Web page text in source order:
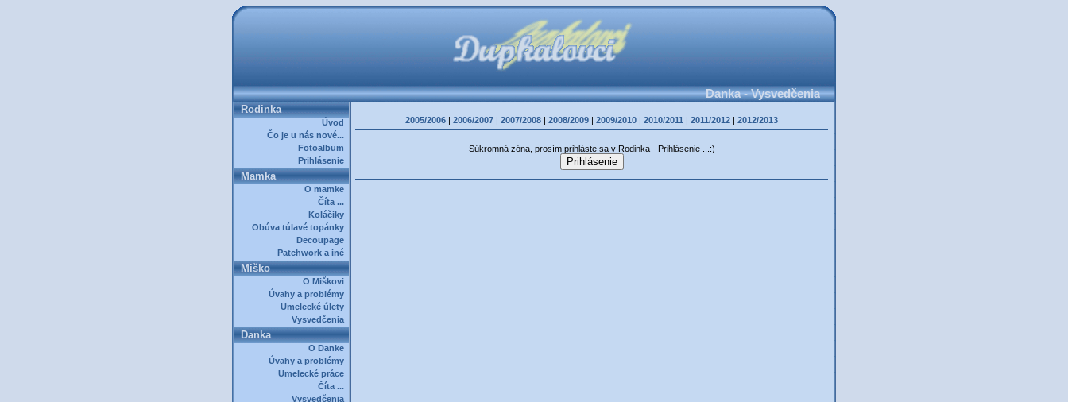
Danka - Vysvedčenia
Rodinka
Úvod
Čo je u nás nové...
Fotoalbum
Prihlásenie
Mamka
O mamke
Číta ...
Koláčiky
Obúva túlavé topánky
Decoupage
Patchwork a iné
Miško
O Miškovi
Úvahy a problémy
Umelecké úlety
Vysvedčenia
Danka
O Danke
Úvahy a problémy
Umelecké práce
Číta ...
Vysvedčenia
2005/2006 | 2006/2007 | 2007/2008 | 2008/2009 | 2009/2010 | 2010/2011 | 2011/2012 | 2012/2013
Súkromná zóna, prosím prihláste sa v Rodinka - Prihlásenie ...:)